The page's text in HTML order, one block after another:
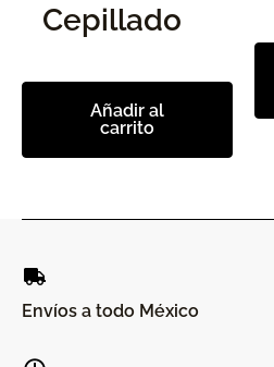
Cepillado
Añadir al
carrito
Envíos a todo México